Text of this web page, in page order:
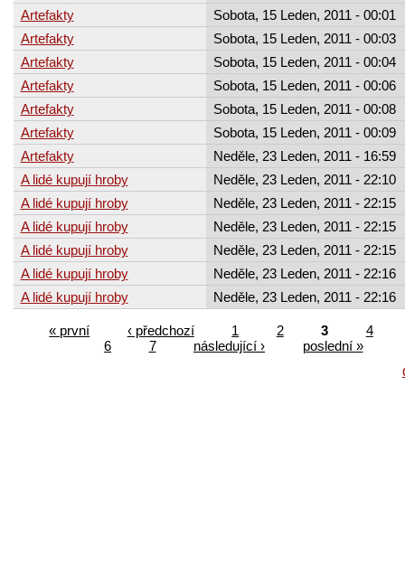
Artefakty
Sobota, 15 Leden, 2011 - 00:01
Artefakty
Sobota, 15 Leden, 2011 - 00:03
Artefakty
Sobota, 15 Leden, 2011 - 00:04
Artefakty
Sobota, 15 Leden, 2011 - 00:06
Artefakty
Sobota, 15 Leden, 2011 - 00:08
Artefakty
Sobota, 15 Leden, 2011 - 00:09
Artefakty
Neděle, 23 Leden, 2011 - 16:59
A lidé kupují hroby
Neděle, 23 Leden, 2011 - 22:10
A lidé kupují hroby
Neděle, 23 Leden, 2011 - 22:15
A lidé kupují hroby
Neděle, 23 Leden, 2011 - 22:15
A lidé kupují hroby
Neděle, 23 Leden, 2011 - 22:15
A lidé kupují hroby
Neděle, 23 Leden, 2011 - 22:16
A lidé kupují hroby
Neděle, 23 Leden, 2011 - 22:16
« první ‹ předchozí 1 2 3
4
6
7 následující ›
poslední »